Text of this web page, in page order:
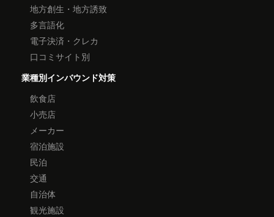
地方創生・地方誘致
多言語化
電子決済・クレカ
口コミサイト別
業種別インバウンド対策
飲食店
小売店
メーカー
宿泊施設
民泊
交通
自治体
観光施設